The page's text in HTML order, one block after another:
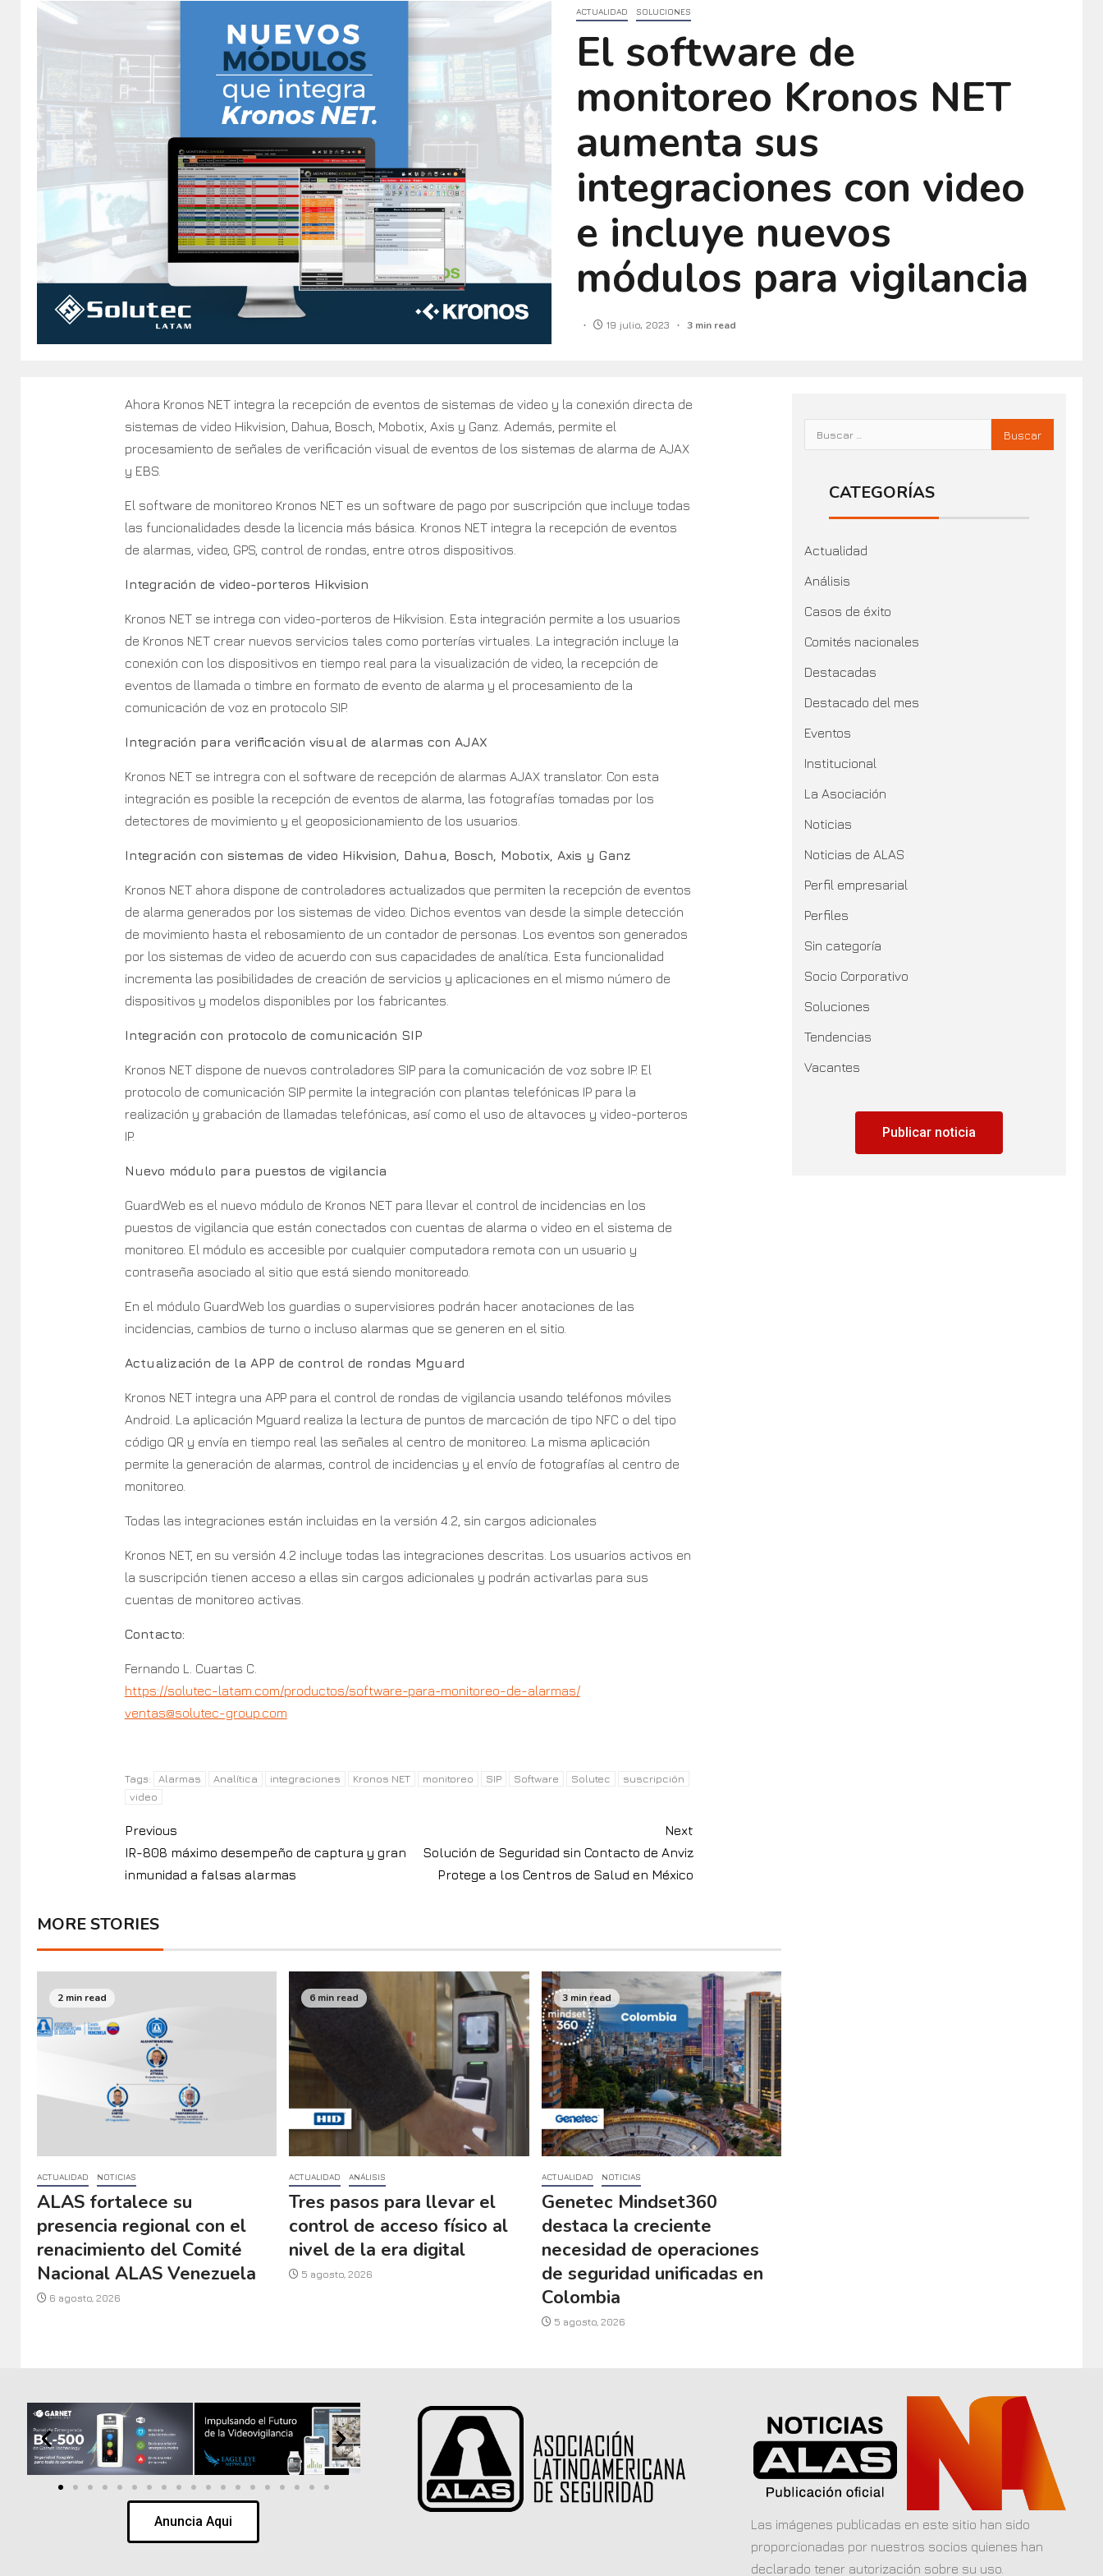
ACTUALIDAD SOLUCIONES
El software de
monitoreo Kronos NET
aumenta sus
integraciones con video
e incluye nuevos
módulos para vigilancia
19 julio, 2023 3 min read
Ahora Kronos NET integra la recepción de eventos de sistemas de video y la conexión directa de
sistemas de video Hikvision, Dahua, Bosch, Mobotix, Axis y Ganz. Además, permite el
procesamiento de señales de verificación visual de eventos de los sistemas de alarma de AJAX
y EBS.
El software de monitoreo Kronos NET es un software de pago por suscripción que incluye todas
las funcionalidades desde la licencia más básica. Kronos NET integra la recepción de eventos
de alarmas, video, GPS, control de rondas, entre otros dispositivos.
Integración de video-porteros Hikvision
Kronos NET se intrega con video-porteros de Hikvision. Esta integración permite a los usuarios
de Kronos NET crear nuevos servicios tales como porterías virtuales. La integración incluye la
conexión con los dispositivos en tiempo real para la visualización de video, la recepción de
eventos de llamada o timbre en formato de evento de alarma y el procesamiento de la
comunicación de voz en protocolo SIP.
Integración para verificación visual de alarmas con AJAX
Kronos NET se intregra con el software de recepción de alarmas AJAX translator. Con esta
integración es posible la recepción de eventos de alarma, las fotografías tomadas por los
detectores de movimiento y el geoposicionamiento de los usuarios.
Integración con sistemas de video Hikvision, Dahua, Bosch, Mobotix, Axis y Ganz
Kronos NET ahora dispone de controladores actualizados que permiten la recepción de eventos
de alarma generados por los sistemas de video. Dichos eventos van desde la simple detección
de movimiento hasta el rebosamiento de un contador de personas. Los eventos son generados
por los sistemas de video de acuerdo con sus capacidades de analítica. Esta funcionalidad
incrementa las posibilidades de creación de servicios y aplicaciones en el mismo número de
dispositivos y modelos disponibles por los fabricantes.
Integración con protocolo de comunicación SIP
Kronos NET dispone de nuevos controladores SIP para la comunicación de voz sobre IP. El
protocolo de comunicación SIP permite la integración con plantas telefónicas IP para la
realización y grabación de llamadas telefónicas, así como el uso de altavoces y video-porteros
IP.
Nuevo módulo para puestos de vigilancia
GuardWeb es el nuevo módulo de Kronos NET para llevar el control de incidencias en los
puestos de vigilancia que están conectados con cuentas de alarma o video en el sistema de
monitoreo. El módulo es accesible por cualquier computadora remota con un usuario y
contraseña asociado al sitio que está siendo monitoreado.
En el módulo GuardWeb los guardias o supervisiores podrán hacer anotaciones de las
incidencias, cambios de turno o incluso alarmas que se generen en el sitio.
Actualización de la APP de control de rondas Mguard
Kronos NET integra una APP para el control de rondas de vigilancia usando teléfonos móviles
Android. La aplicación Mguard realiza la lectura de puntos de marcación de tipo NFC o del tipo
código QR y envía en tiempo real las señales al centro de monitoreo. La misma aplicación
permite la generación de alarmas, control de incidencias y el envío de fotografías al centro de
monitoreo.
Todas las integraciones están incluidas en la versión 4.2, sin cargos adicionales
Kronos NET, en su versión 4.2 incluye todas las integraciones descritas. Los usuarios activos en
la suscripción tienen acceso a ellas sin cargos adicionales y podrán activarlas para sus
cuentas de monitoreo activas.
Contacto:
Fernando L. Cuartas C.
https://solutec-latam.com/productos/software-para-monitoreo-de-alarmas/
ventas@solutec-group.com
Tags: Alarmas Analítica integraciones Kronos NET monitoreo SIP Software Solutec
suscripción
video
Previous
IR-808 máximo desempeño de captura y gran
inmunidad a falsas alarmas
Next
Solución de Seguridad sin Contacto de Anviz
Protege a los Centros de Salud en México
MORE STORIES
2 min read
ACTUALIDAD NOTICIAS
ALAS fortalece su
presencia regional con el
renacimiento del Comité
Nacional ALAS Venezuela
6 agosto, 2026
6 min read
ACTUALIDAD ANÁLISIS
Tres pasos para llevar el
control de acceso físico al
nivel de la era digital
5 agosto, 2026
3 min read
ACTUALIDAD NOTICIAS
Genetec Mindset360
destaca la creciente
necesidad de operaciones
de seguridad unificadas en
Colombia
5 agosto, 2026
CATEGORÍAS
Actualidad
Análisis
Casos de éxito
Comités nacionales
Destacadas
Destacado del mes
Eventos
Institucional
La Asociación
Noticias
Noticias de ALAS
Perfil empresarial
Perfiles
Sin categoría
Socio Corporativo
Soluciones
Tendencias
Vacantes
Publicar noticia
Anuncia Aqui
Las imágenes publicadas en este sitio han sido
proporcionadas por nuestros socios quienes han
declarado tener autorización sobre su uso.